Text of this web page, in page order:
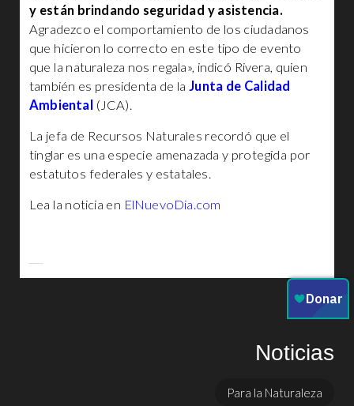
y están brindando seguridad y asistencia.
Agradezco el comportamiento de los ciudadanos
que hicieron lo correcto en este tipo de evento
que la naturaleza nos regala», indicó Rivera, quien
también es presidenta de laJunta de Calidad
Ambiental (JCA).
La jefa de Recursos Naturales recordó que el
tinglar es una especie amenazada y protegida por
estatutos federales y estatales.
Lea la noticia en ElNuevoDia.com
Noticias
Para la Naturaleza